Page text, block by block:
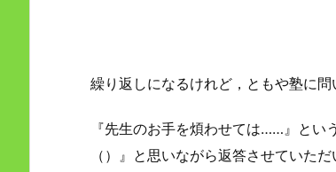
繰り返しになるけれど，ともや塾に
『先生のお手を煩わせては……』とい
（）』と思いながら返答させていただ